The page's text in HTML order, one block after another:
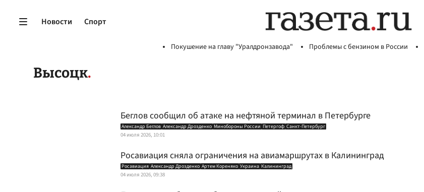
Новости Спорт
Покушение на главу "Уралдронзавода" Проблемы с бензином в России
Высоцк
Беглов сообщил об атаке на нефтяной терминал в Петербурге
Александр Беглов Александр Дрозденко Минобороны России Петергоф Санкт-Петербург
04 июля 2026, 10:01
Росавиация сняла ограничения на авиамаршрутах в Калининград
Росавиация Александр Дрозденко Артем Кореняко Украина Калининград
04 июля 2026, 09:38